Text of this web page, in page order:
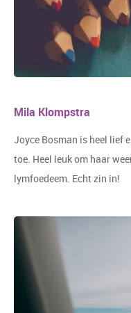
Mila Klompstra
Joyce Bosman is heel lief
toe. Heel leuk om haar
lymfoedeem. Echt zin in!